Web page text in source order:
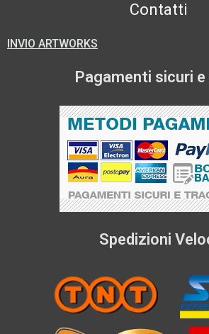
Contatti
INVIO ARTWORKS
Pagamenti sicuri
Spedizioni